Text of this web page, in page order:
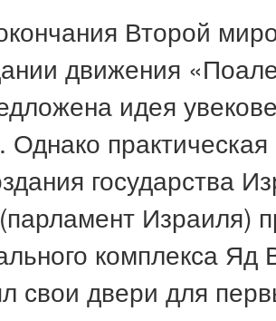
Второй
движения
идея
Однако
государства
Израиля)
комплекса Яд
свои двери для